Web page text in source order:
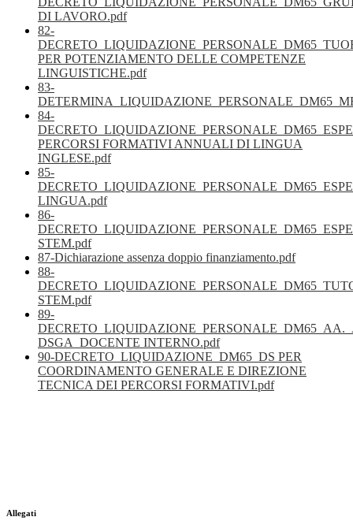
DI LAVORO.pdf
82-
PER POTENZIAMENTO DELLE COMPETENZE
LINGUISTICHE.pdf
83-
84-
PERCORSI FORMATIVI ANNUALI DI LINGUA
INGLESE.pdf
85-
LINGUA.pdf
86-
STEM.pdf
87-Dichiarazione assenza doppio finanziamento.pdf
88-
STEM.pdf
89-
DSGA_DOCENTE INTERNO.pdf
90-DECRETO_LIQUIDAZIONE_DM65_DS PER
COORDINAMENTO GENERALE E DIREZIONE
TECNICA DEI PERCORSI FORMATIVI.pdf
Allegati